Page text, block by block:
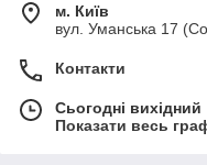
м. Київ
вул. Уманська 17
Контакти
Сьогодні вихідний
Показати весь